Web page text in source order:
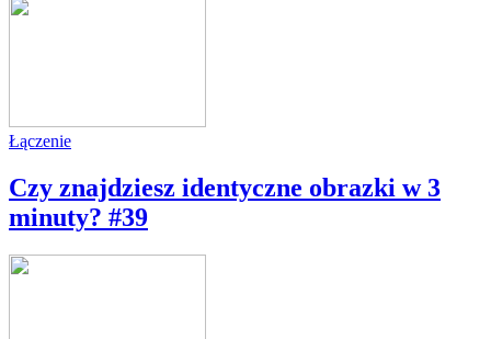
Łączenie
Czy znajdziesz identyczne obrazki w 3
minuty? #39